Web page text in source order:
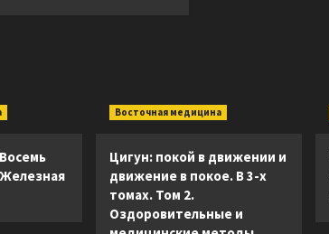
Восточная медицина
Цигун: покой в движении и
движение в покое. В 3-х
томах. Том 2.
Оздоровительные и